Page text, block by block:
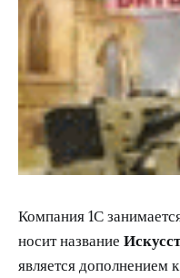
Компания 1С
носит название
является дополнением